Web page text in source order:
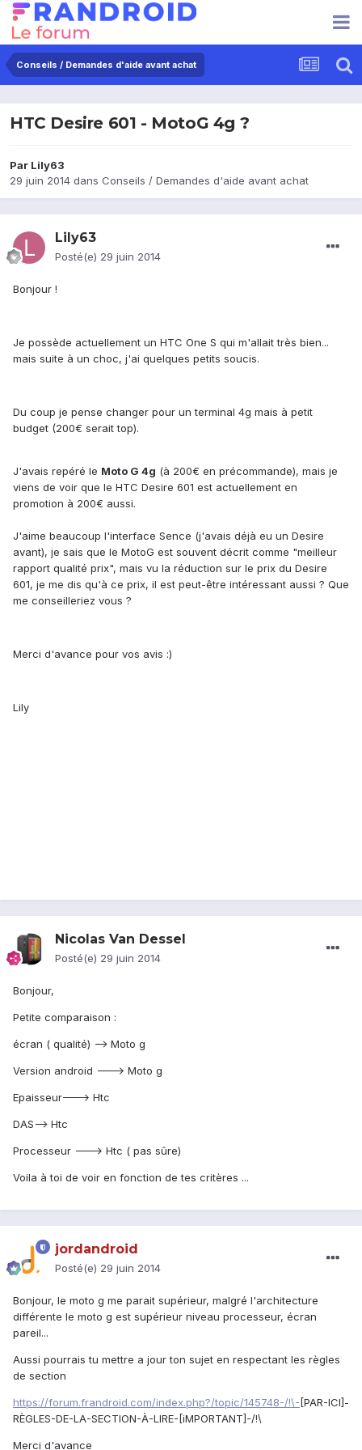
Conseils / Demandes d'aide avant achat
HTC Desire 601 - MotoG 4g ?
Par Lily63
29 juin 2014 dans Conseils / Demandes d'aide avant achat
Lily63
Posté(e) 29 juin 2014
Bonjour !
Je possède actuellement un HTC One S qui m'allait très bien...
mais suite à un choc, j'ai quelques petits soucis.
Du coup je pense changer pour un terminal 4g mais à petit
budget (200€ serait top).
J'avais repéré le Moto G 4g (à 200€ en précommande), mais je
viens de voir que le HTC Desire 601 est actuellement en
promotion à 200€ aussi.
J'aime beaucoup l'interface Sence (j'avais déjà eu un Desire
avant), je sais que le MotoG est souvent décrit comme "meilleur
rapport qualité prix", mais vu la réduction sur le prix du Desire
601, je me dis qu'à ce prix, il est peut-être intéressant aussi ? Que
me conseilleriez vous ?
Merci d'avance pour vos avis :)
Lily
Nicolas Van Dessel
Posté(e) 29 juin 2014
Bonjour,
Petite comparaison :
écran ( qualité) --> Moto g
Version android ---> Moto g
Epaisseur---> Htc
DAS--> Htc
Processeur ---> Htc ( pas sûre)
Voila à toi de voir en fonction de tes critères ...
jordandroid
Posté(e) 29 juin 2014
Bonjour, le moto g me parait supérieur, malgré l'architecture
différente le moto g est supérieur niveau processeur, écran
pareil...
Aussi pourrais tu mettre a jour ton sujet en respectant les règles
de section
https://forum.frandroid.com/index.php?/topic/145748-/!\- [PAR-ICI]-
RÈGLES-DE-LA-SECTION-À-LIRE-[iMPORTANT]-/!\
Merci d'avance